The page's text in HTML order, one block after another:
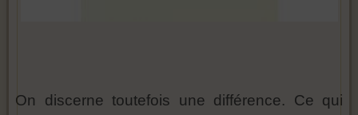
On discerne toutefois une différence. Ce qui